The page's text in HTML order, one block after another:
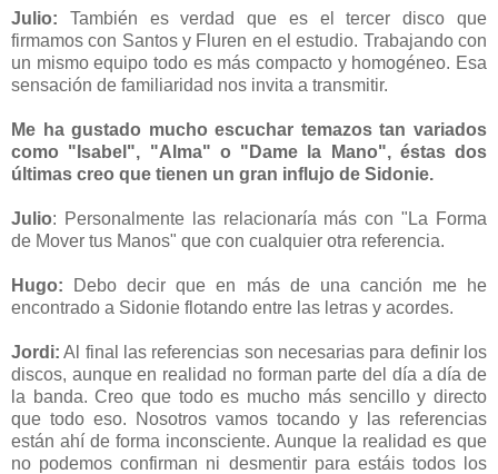
Julio: También es verdad que es el tercer disco que
firmamos con Santos y Fluren en el estudio. Trabajando con
un mismo equipo todo es más compacto y homogéneo. Esa
sensación de familiaridad nos invita a transmitir.
Me ha gustado mucho escuchar temazos tan variados
como "Isabel", "Alma" o "Dame la Mano", éstas dos
últimas creo que tienen un gran influjo de Sidonie.
Julio: Personalmente las relacionaría más con "La Forma
de Mover tus Manos" que con cualquier otra referencia.
Hugo: Debo decir que en más de una canción me he
encontrado a Sidonie flotando entre las letras y acordes.
Jordi: Al final las referencias son necesarias para definir los
discos, aunque en realidad no forman parte del día a día de
la banda. Creo que todo es mucho más sencillo y directo
que todo eso. Nosotros vamos tocando y las referencias
están ahí de forma inconsciente. Aunque la realidad es que
no podemos confirman ni desmentir para estáis todos los